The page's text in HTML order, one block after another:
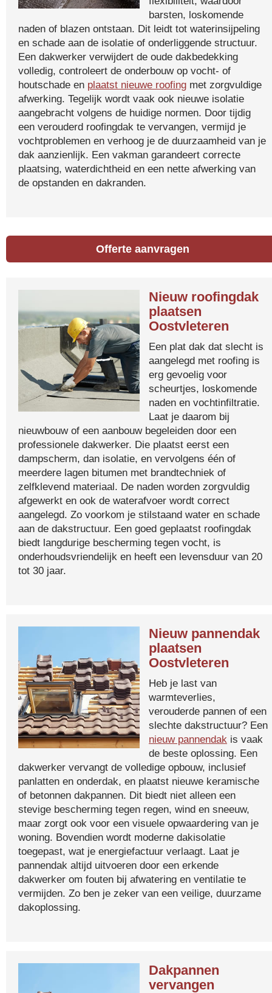
barsten, loskomende
naden of blazen ontstaan. Dit leidt tot waterinsijpeling
en schade aan de isolatie of onderliggende structuur.
Een dakwerker verwijdert de oude dakbedekking
volledig, controleert de onderbouw op vocht- of
houtschade en plaatst nieuwe roofing met zorgvuldige
afwerking. Tegelijk wordt vaak ook nieuwe isolatie
aangebracht volgens de huidige normen. Door tijdig
een verouderd roofingdak te vervangen, vermijd je
vochtproblemen en verhoog je de duurzaamheid van je
dak aanzienlijk. Een vakman garandeert correcte
plaatsing, waterdichtheid en een nette afwerking van
de opstanden en dakranden.
Offerte aanvragen
Nieuw roofingdak
plaatsen
Oostvleteren
Een plat dak dat slecht is
aangelegd met roofing is
erg gevoelig voor
scheurtjes, loskomende
naden en vochtinfiltratie.
Laat je daarom bij
nieuwbouw of een aanbouw begeleiden door een
professionele dakwerker. Die plaatst eerst een
dampscherm, dan isolatie, en vervolgens één of
meerdere lagen bitumen met brandtechniek of
zelfklevend materiaal. De naden worden zorgvuldig
afgewerkt en ook de waterafvoer wordt correct
aangelegd. Zo voorkom je stilstaand water en schade
aan de dakstructuur. Een goed geplaatst roofingdak
biedt langdurige bescherming tegen vocht, is
onderhoudsvriendelijk en heeft een levensduur van 20
tot 30 jaar.
Nieuw pannendak
plaatsen
Oostvleteren
Heb je last van
warmteverlies,
verouderde pannen of een
slechte dakstructuur? Een
nieuw pannendak is vaak
de beste oplossing. Een
dakwerker vervangt de volledige opbouw, inclusief
panlatten en onderdak, en plaatst nieuwe keramische
of betonnen dakpannen. Dit biedt niet alleen een
stevige bescherming tegen regen, wind en sneeuw,
maar zorgt ook voor een visuele opwaardering van je
woning. Bovendien wordt moderne dakisolatie
toegepast, wat je energiefactuur verlaagt. Laat je
pannendak altijd uitvoeren door een erkende
dakwerker om fouten bij afwatering en ventilatie te
vermijden. Zo ben je zeker van een veilige, duurzame
dakoplossing.
Dakpannen
vervangen